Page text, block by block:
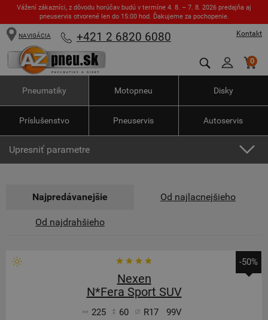
Vážení zákazníci, z dôvodu horúčav budú v termíne 4. 8. – 7. 8. 2026 predajňa aj
pneuservis otvorené len do 15:00 hod. Ďakujeme za pochopenie.
Kontakt
NAVIGÁCIA +421 2 6820 6080
0
Pneumatiky Motopneu Disky
Príslušenstvo Pneuservis Autoservis
Upresniť parametre
Najpredávanejšie Od najlacnejšieho
Od najdrahšieho
-50%
Nexen
N*Fera Sport SUV
225 60 R17 99V